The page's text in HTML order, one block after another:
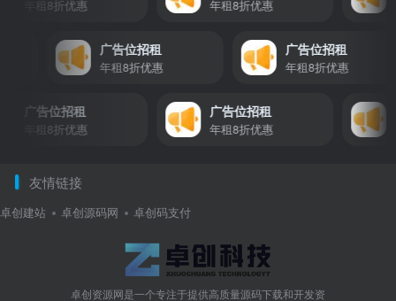
年租8折优惠 年租8折优惠 年
广告位招租
年租8折优惠
广告位招租
年租8折优惠
广告位招租
年租8折优惠
广告位招租
年租8折优惠
广
年
友情链接
卓创建站 卓创源码网 卓创码支付
卓创资源网是一个专注于提供高质量源码下载和开发资